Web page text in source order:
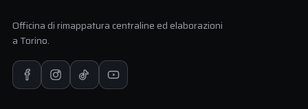
Officina di rimappatura centraline ed elaborazioni
a Torino.